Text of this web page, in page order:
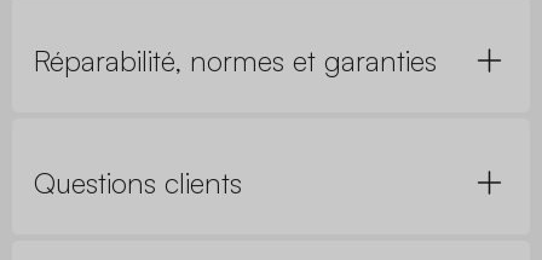
Réparabilité, normes et garanties
Questions clients